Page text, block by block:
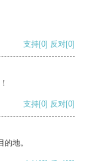
支持[0] 反对[0]
支持[0] 反对[0]
地。